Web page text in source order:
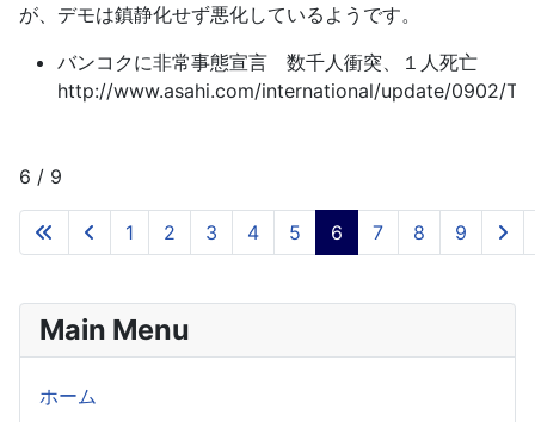
Main Menu
ホーム
が、デモは鎮静化せず悪化しているようです。
バンコクに非常事態宣言 数千人衝突、１人死亡
http://www.asahi.com/international/update/0902/
6 / 9
1 2 3 4 5 6 7 8 9